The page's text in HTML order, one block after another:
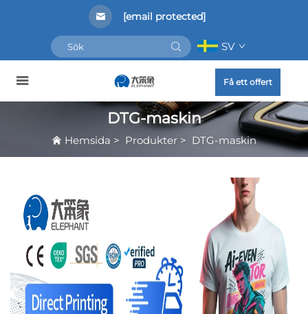
[email protected]
SV
Få ett offert
DTG-maskin
Hemsida > Produkter > DTG-maskin